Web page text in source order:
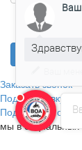
Отправляя
Заказать звонок
Подать заявку
Поделитесь
мы в социальных